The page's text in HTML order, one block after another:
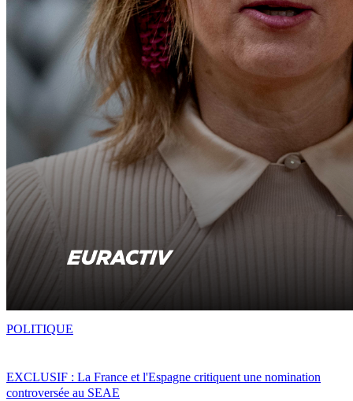
EXCLUSIF : La France et l'Espagne critiquent une nomination
controversée au SEAE
POLITIQUE